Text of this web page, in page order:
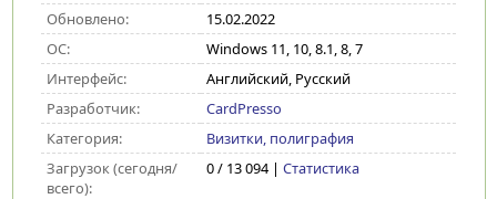
Обновлено:
15.02.2022
ОС:
Windows 11, 10, 8.1, 8, 7
Интерфейс:
Английский, Русский
Разработчик:
CardPresso
Категория:
Визитки, полиграфия
Загрузок (сегодня/
всего):
0 / 13 094 | Статистика